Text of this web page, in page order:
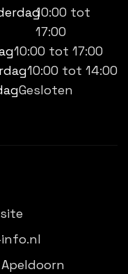
info.nl
10:00 tot
17:00
10:00 tot 17:00
10:00 tot 14:00
Gesloten